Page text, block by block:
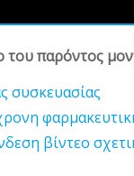
του παρόντος
συσκευασίας
βίντεο